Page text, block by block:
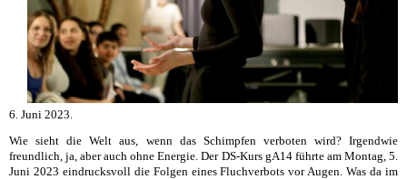
6. Juni 2023.
Wie sieht die Welt aus, wenn das Schimpfen verboten wird? Irgendwie
freundlich, ja, aber auch ohne Energie. Der DS-Kurs gA14 führte am Montag, 5.
Juni 2023 eindrucksvoll die Folgen eines Fluchverbots vor Augen. Was da im